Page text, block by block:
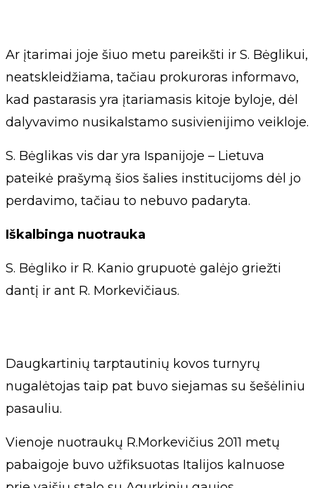
Ar įtarimai joje šiuo metu pareikšti ir S. Bėglikui,
neatskleidžiama, tačiau prokuroras informavo,
kad pastarasis yra įtariamasis kitoje byloje, dėl
dalyvavimo nusikalstamo susivienijimo veikloje.
S. Bėglikas vis dar yra Ispanijoje – Lietuva
pateikė prašymą šios šalies institucijoms dėl jo
perdavimo, tačiau to nebuvo padaryta.
Iškalbinga nuotrauka
S. Bėgliko ir R. Kanio grupuotė galėjo griežti
dantį ir ant R. Morkevičiaus.
Daugkartinių tarptautinių kovos turnyrų
nugalėtojas taip pat buvo siejamas su šešėliniu
pasauliu.
Vienoje nuotraukų R.Morkevičius 2011 metų
pabaigoje buvo užfiksuotas Italijos kalnuose